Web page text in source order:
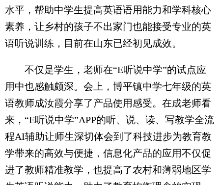
水平，帮助中学生提高英语语用能力和学科核心
素养，让乡村的孩子不出家门也能接受专业的英
语听说训练，目前在山东已经初见成效。
不仅是学生，老师在“E听说中学”的试点应
用中也感触颇深。会上，博平镇中学七年级的英
语教师成汝霞分享了产品使用感受。在成老师看
来，“E听说中学”APP的听、说、读、写教学全流
程AI辅助让师生深切体会到了科技进步为教育教
学带来的高效与便捷，信息化产品的应用不仅促
进了教师精准教学，也提高了农村和薄弱地区学